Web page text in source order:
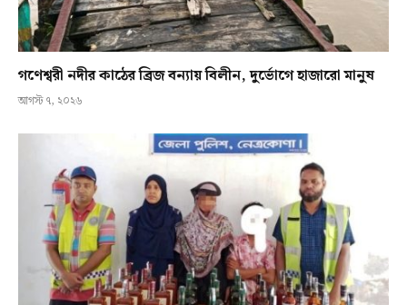
গণেশ্বরী নদীর কাঠের ব্রিজ বন্যায় বিলীন, দুর্ভোগে হাজারো মানুষ
আগস্ট ৭, ২০২৬